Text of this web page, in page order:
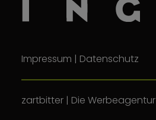
zartbitter | Die Werbeagentur
Impressum | Datenschutz